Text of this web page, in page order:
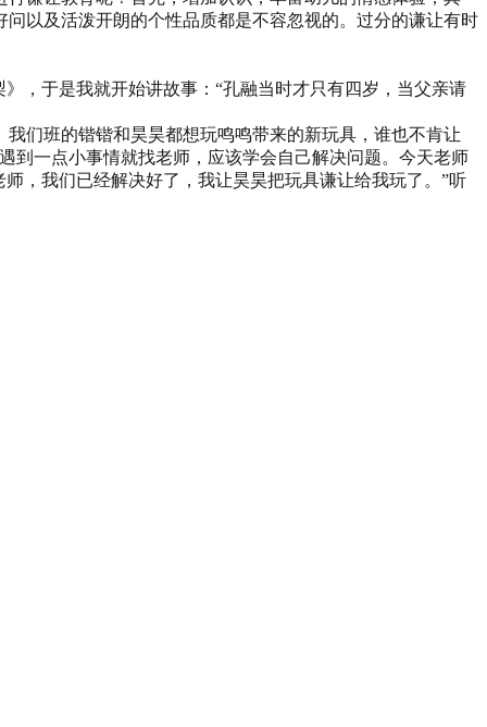
以及活泼开朗的个性品质都是不容忽视的。过分的谦让有时
，于是我就开始讲故事：“孔融当时才只有四岁，当父亲请
们班的锴锴和昊昊都想玩鸣鸣带来的新玩具，谁也不肯让
到一点小事情就找老师，应该学会自己解决问题。今天老师
，我们已经解决好了，我让昊昊把玩具谦让给我玩了。”听